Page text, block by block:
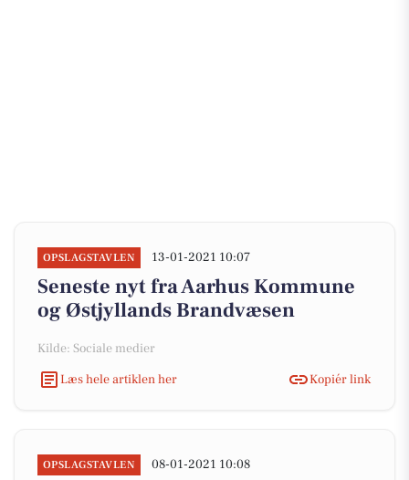
OPSLAGSTAVLEN 13-01-2021 10:07
Seneste nyt fra Aarhus Kommune
og Østjyllands Brandvæsen
Kilde: Sociale medier
Læs hele artiklen her
Kopiér link
OPSLAGSTAVLEN 08-01-2021 10:08